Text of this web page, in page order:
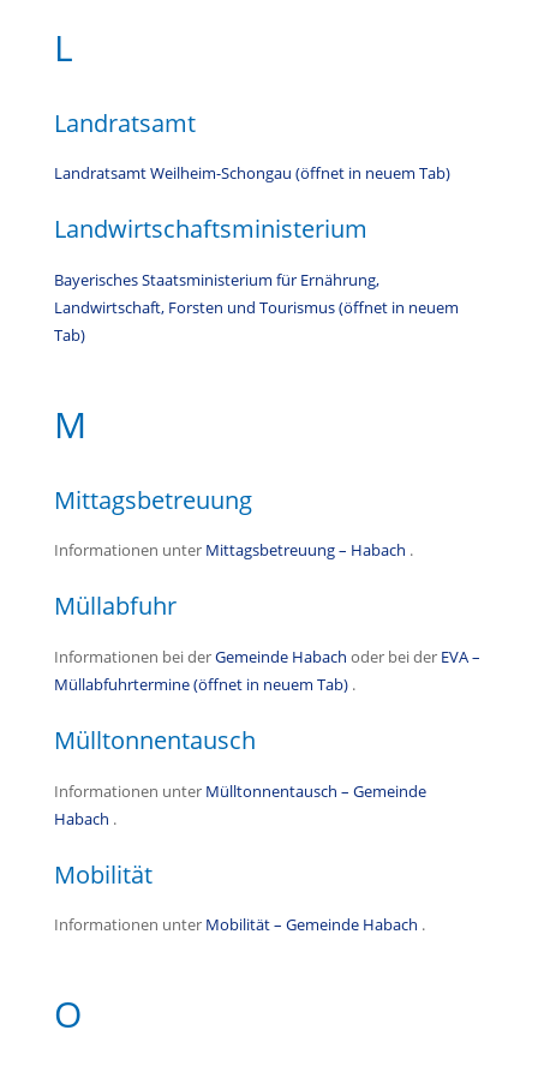
L
Landratsamt
Landratsamt Weilheim-Schongau (öffnet in neuem Tab)
Landwirtschaftsministerium
Bayerisches Staatsministerium für Ernährung,
Landwirtschaft, Forsten und Tourismus (öffnet in neuem
Tab)
M
Mittagsbetreuung
Informationen unter Mittagsbetreuung – Habach .
Müllabfuhr
Informationen bei derGemeinde Habach oder bei der EVA –
Müllabfuhrtermine (öffnet in neuem Tab) .
Mülltonnentausch
Informationen unter Mülltonnentausch – Gemeinde
Habach .
Mobilität
Informationen unter Mobilität – Gemeinde Habach .
O